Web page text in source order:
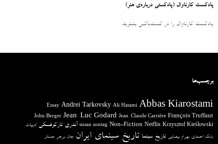
پادکست کارناوال (پادکستی درباره‌ی هنر)
پادکست کارناوال را در کست‌باکس بشنوید.
برچسب‌ها
Abbas Kiarostami
Ali Hatami
Andrei Tarkovsky
Essay
François Truffaut
Jean-Claude Carrière
Jean-Luc Godard
John Berger
Krzysztof Kieślowski
Netflix
Non-Fiction
susan sontag آندری تارکوفسکی ادبیات
بابک احمدی بهرام بیضایی تاریخ سینما تاریخ سینمای ایران جان برجر جستار